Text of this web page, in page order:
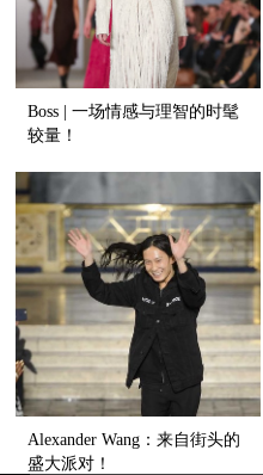
Boss | 一场情感与理智的时髦
较量！
Alexander Wang：来自街头的
盛大派对！